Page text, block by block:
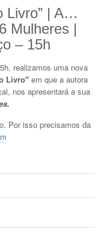
Livro” | A…
Mulheres |
– 15h
realizamos uma nova
Livro" em que a autora
nos apresentará a sua
Por isso precisamos da